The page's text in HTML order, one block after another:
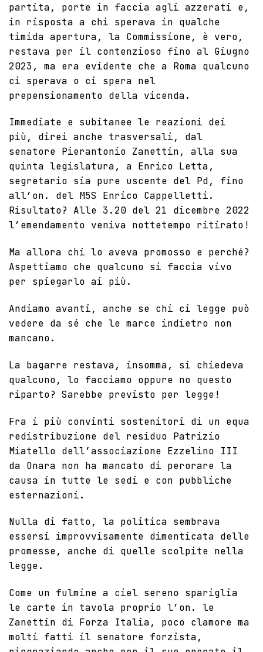
partita, porte in faccia agli azzerati e,
in risposta a chi sperava in qualche
timida apertura, la Commissione, è vero,
restava per il contenzioso fino al Giugno
2023, ma era evidente che a Roma qualcuno
ci sperava o ci spera nel
prepensionamento della vicenda.
Immediate e subitanee le reazioni dei
più, direi anche trasversali, dal
senatore Pierantonio Zanettin, alla sua
quinta legislatura, a Enrico Letta,
segretario sia pure uscente del Pd, fino
all’on. del M5S Enrico Cappelletti.
Risultato? Alle 3.20 del 21 dicembre 2022
l’emendamento veniva nottetempo ritirato!
Ma allora chi lo aveva promosso e perché?
Aspettiamo che qualcuno si faccia vivo
per spiegarlo ai più.
Andiamo avanti, anche se chi ci legge può
vedere da sé che le marce indietro non
mancano.
La bagarre restava, insomma, si chiedeva
qualcuno, lo facciamo oppure no questo
riparto? Sarebbe previsto per legge!
Fra i più convinti sostenitori di un equa
redistribuzione del residuo Patrizio
Miatello dell’associazione Ezzelino III
da Onara non ha mancato di perorare la
causa in tutte le sedi e con pubbliche
esternazioni.
Nulla di fatto, la politica sembrava
essersi improvvisamente dimenticata delle
promesse, anche di quelle scolpite nella
legge.
Come un fulmine a ciel sereno spariglia
le carte in tavola proprio l’on. le
Zanettin di Forza Italia, poco clamore ma
molti fatti il senatore forzista,